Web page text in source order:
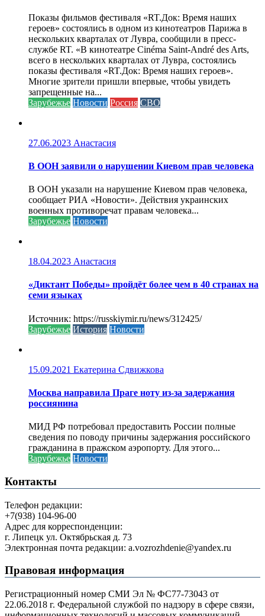
Показы фильмов фестиваля «RT.Док: Время наших
героев» состоялись в одном из кинотеатров Парижа в
нескольких кварталах от Лувра, сообщили в пресс-
службе RT. «В кинотеатре Cinéma Saint-André des Arts,
всего в нескольких кварталах от Лувра, состоялись
показы фестиваля «RT.Док: Время наших героев».
Многие зрители пришли впервые, чтобы увидеть
запрещенные на...
Зарубежье Новости Россия СВО
27.06.2023 Анастасия
В ООН заявили о нарушении Киевом прав человека
В ООН указали на нарушение Киевом прав человека,
сообщает РИА «Новости». Действия украинских
военных противоречат правам человека...
Зарубежье Новости
18.04.2023 Анастасия
«Диктант Победы» пройдёт более чем в 40 странах на
семи языках
Источник: https://russkiymir.ru/news/312425/
Зарубежье История Новости
15.09.2021 Екатерина Сдвижкова
Москва направила Праге ноту из-за задержания
россиянина
МИД РФ потребовал предоставить России полные
сведения по поводу причины задержания российского
гражданина в пражском аэропорту. Для этого...
Зарубежье Новости
Контакты
Телефон редакции:
+7(938) 104-96-00
Адрес для корреспонденции:
г. Липецк ул. Октябрьская д. 73
Электронная почта редакции: a.vozrozhdenie@yandex.ru
Правовая информация
Регистрационный номер СМИ Эл № ФС77-73043 от
22.06.2018 г. Федеральной службой по надзору в сфере связи,